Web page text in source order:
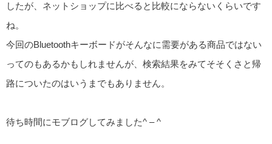
したが、ネットショップに比べると比較にならないくらいです
ね。
今回のBluetoothキーボードがそんなに需要がある商品ではない
ってのもあるかもしれませんが、検索結果をみてそそくさと帰
路についたのはいうまでもありません。
待ち時間にモブログしてみました^ – ^